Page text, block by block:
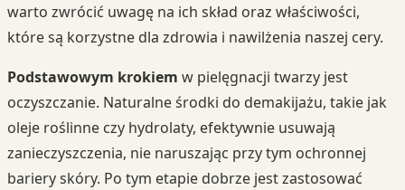
warto zwrócić uwagę na ich skład oraz właściwości,
które są korzystne dla zdrowia i nawilżenia naszej cery.
Podstawowym krokiem w pielęgnacji twarzy jest
oczyszczanie. Naturalne środki do demakijażu, takie jak
oleje roślinne czy hydrolaty, efektywnie usuwają
zanieczyszczenia, nie naruszając przy tym ochronnej
bariery skóry. Po tym etapie dobrze jest zastosować